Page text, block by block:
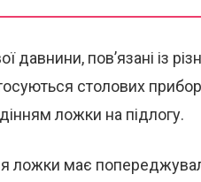
давнини, пов’язані із
столових
ложки на підлогу.
ложки має